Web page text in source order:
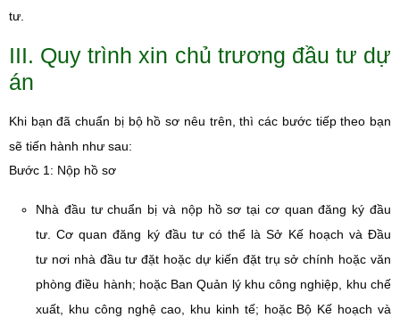
tư.
III. Quy trình xin chủ trương đầu tư dự
án
Khi bạn đã chuẩn bị bộ hồ sơ nêu trên, thì các bước tiếp theo bạn
sẽ tiến hành như sau:
Bước 1: Nộp hồ sơ
Nhà đầu tư chuẩn bị và nộp hồ sơ tại cơ quan đăng ký đầu
tư. Cơ quan đăng ký đầu tư có thể là Sở Kế hoạch và Đầu
tư nơi nhà đầu tư đặt hoặc dự kiến đặt trụ sở chính hoặc văn
phòng điều hành; hoặc Ban Quản lý khu công nghiệp, khu chế
xuất, khu công nghệ cao, khu kinh tế; hoặc Bộ Kế hoạch và